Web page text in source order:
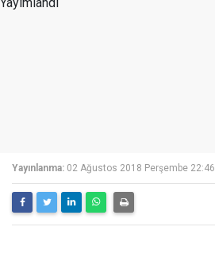
Yayınlanma: 02 Ağustos 2018 Perşembe 22:46